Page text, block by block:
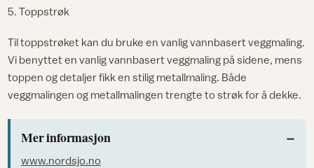
5. Toppstrøk
Til toppstrøket kan du bruke en vanlig vannbasert veggmaling.
Vi benyttet en vanlig vannbasert veggmaling på sidene, mens
toppen og detaljer fikk en stilig metallmaling. Både
veggmalingen og metallmalingen trengte to strøk for å dekke.
Mer informasjon
www.nordsjo.no